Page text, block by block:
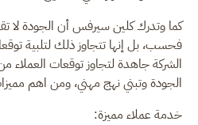
كما وتدرك كلين سيرفس أن الجودة لا
فحسب، بل إنها تتجاوز ذلك لتلبية
الشركة جاهدة لتجاوز توقعات
الجودة وتبني نهج مهني، ومن اهم
خدمة عملاء مميزة: